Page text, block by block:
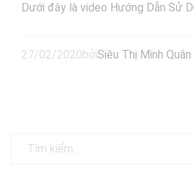
Dưới đây là video Hướng Dẫn Sử
27/02/2020bởiSiêu Thị Minh Quân